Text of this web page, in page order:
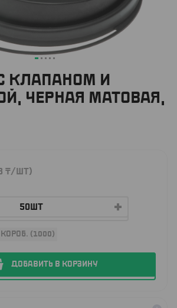
КЛАПАНОМ И
ЧЕРНАЯ МАТОВАЯ,
₸/ШТ)
КОРОБ. (1000)
ДОБАВИТЬ В КОРЗИНУ